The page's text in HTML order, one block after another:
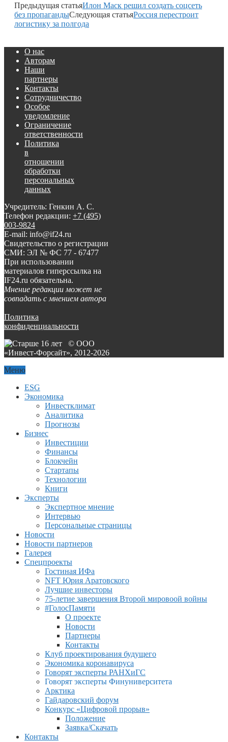
Предыдущая статьяИлон Маск решил создать соцсеть
без пропагандыСледующая статьяРоссия перестроит
логистику за полгода
О нас
Авторам
Наши
партнеры
Контакты
Сотрудничество
Особое
уведомление
Ограничение
ответственности
Политика
в
отношении
обработки
персональных
данных
Учредитель: Генкин А. С.
Телефон редакции: +7 (495)
003-9824
E-mail: info@if24.ru
Свидетельство о регистрации
СМИ: ЭЛ № ФС 77 - 67477
При использовании
материалов гиперссылка на
IF24.ru обязательна.
Мнение редакции может не
совпадать с мнением автора
Политика
конфиденциальности
© ООО
«Инвест-Форсайт», 2012-2026
Меню
ESG
Экономика
Инвестклимат
Аналитика
Прогнозы
Бизнес
Инвестиции
Финансы
Блокчейн
Стартапы
Технологии
Книги
Эксперты
Экспертное мнение
Интервью
Персональные страницы
Новости
Новости партнеров
Галерея
Спецпроекты
Гостиная ИФа
NFT Юрия Аратовского
Лучшие инвесторы
75-летие завершения Второй мировоой войны
#ГолосПамяти
О проекте
Новости
Партнеры
Контакты
Клуб проектирования будущего
Экономика коронавируса
Говорят эксперты РАНХиГС
Говорят эксперты Финуниверситета
Арктика
Гайдаровский форум
Конкурс «Цифровой прорыв»
Положение
Заявка/Скачать
Контакты